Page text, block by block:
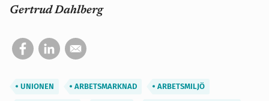
Gertrud Dahlberg
UNIONEN ARBETSMARKNAD ARBETSMILJÖ